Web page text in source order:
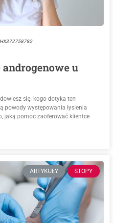
u
się: kogo dotyka ten
powody występowania łysienia
jaką pomoc zaoferować klientce
ARTYKUŁY STOPY